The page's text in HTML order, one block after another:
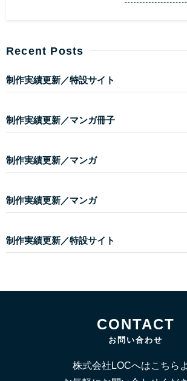
Recent Posts
制作実績更新／特設サイト
制作実績更新／マンガ冊子
制作実績更新／マンガ
制作実績更新／マンガ
制作実績更新／特設サイト
CONTACT
お問い合わせ
株式会社LOCへはこちら